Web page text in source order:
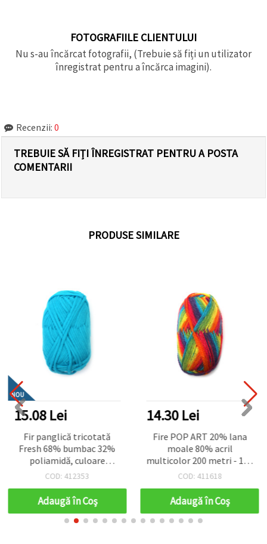
FOTOGRAFIILE CLIENTULUI
Nu s-au încărcat fotografii, (Trebuie să fiți un utilizator
înregistrat pentru a încărca imagini).
Recenzii: 0
TREBUIE SĂ FIȚI ÎNREGISTRAT PENTRU A POSTA
COMENTARII
PRODUSE SIMILARE
NOU
15.08 Lei
Fir panglică tricotată
Fresh 68% bumbac 32%
poliamidă, culoare
albastră, 50 g – pentru
handmade de craft și
hobby
COD: 412353
Adaugă în Coş
14.30 Lei
Fire POP ART 20% lana
moale 80% acril
multicolor 200 metri - 100
grame
COD: 411618
Adaugă în Coş